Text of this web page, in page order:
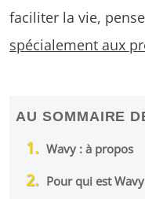
faciliter la vie,
spécialement aux
AU SOMMAIRE
Wavy : à propos
Pour qui est Wavy